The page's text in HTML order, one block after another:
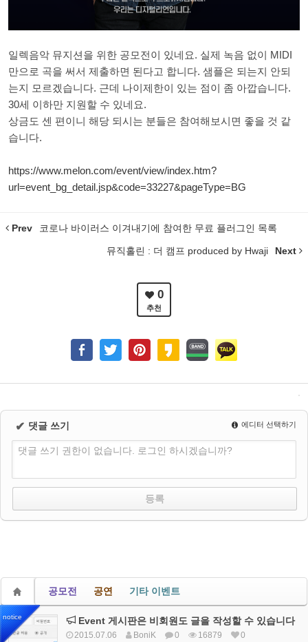
일렉음악 뮤지션을 위한 공모전이 있네요. 실제 녹음 없이 MIDI
만으로 곡을 써서 제출하면 된다고 합니다. 샘플은 되는지 안되
는지 모르겠습니다. 근데 나이제한이 있는 점이 좀 아깝습니다.
30세 이하만 지원할 수 있네요.
상금도 센 편이니 해당 되시는 분들은 참여해보시면 좋을 것 같
습니다.
https://www.melon.com/event/view/index.htm?
url=event_bg_detail.jsp&code=33227&pageType=BG
Prev 코로나 바이러스 이겨내기에 참여한 무료 플러그인 목록
뮤직홀린 : 더 캠프 produced by Hwaji Next
0
추천
✔ 댓글 쓰기 에디터 선택하기
댓글 쓰기 권한이 없습니다. 로그인 하시겠습니까?
공모전 공연 기타 이벤트
notice Event 게시판은 비회원도 글을 작성할 수 있습니다
2015.07.06 BoniK 0 16879 0